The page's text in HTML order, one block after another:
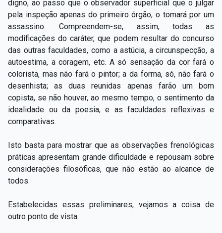
digno, ao passo que o observador superficial que o julgar
pela inspeção apenas do primeiro órgão, o tomará por um
assassino. Compreendem-se, assim, todas as
modificações do caráter, que podem resultar do concurso
das outras faculdades, como a astúcia, a circunspecção, a
autoestima, a coragem, etc. A só sensação da cor fará o
colorista, mas não fará o pintor; a da forma, só, não fará o
desenhista; as duas reunidas apenas farão um bom
copista, se não houver, ao mesmo tempo, o sentimento da
idealidade ou da poesia, e as faculdades reflexivas e
comparativas.
Isto basta para mostrar que as observações frenológicas
práticas apresentam grande dificuldade e repousam sobre
considerações filosóficas, que não estão ao alcance de
todos.
Estabelecidas essas preliminares, vejamos a coisa de
outro ponto de vista.